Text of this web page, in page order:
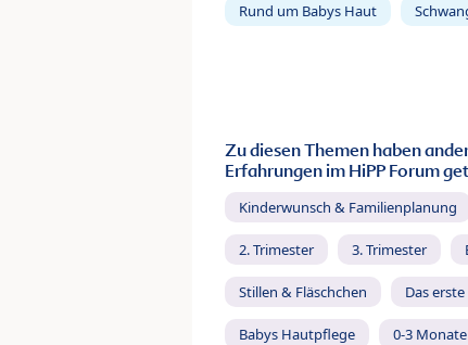
Rund um Babys Haut
Zu diesen Themen haben
Erfahrungen im HiPP Forum
Kinderwunsch & Familienplanung
2. Trimester 3. Trimester
Stillen & Fläschchen Das
Babys Hautpflege 0-3 Monate